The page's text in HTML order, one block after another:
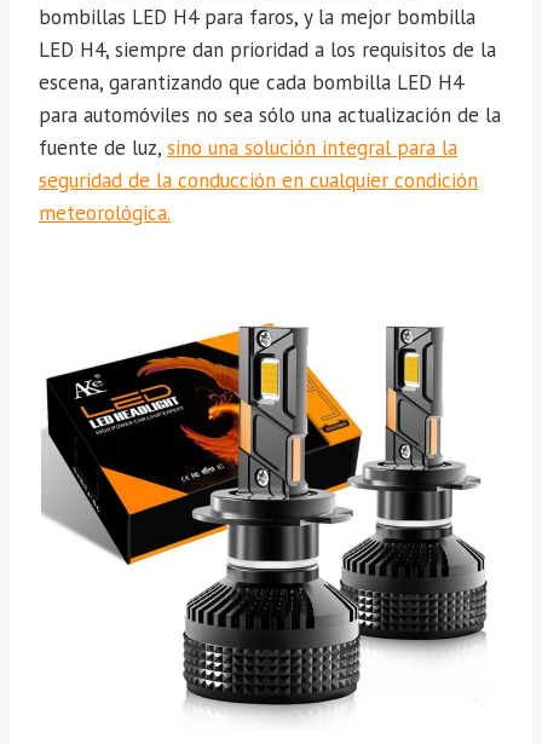
bombillas LED H4 para faros, y la mejor bombilla
LED H4, siempre dan prioridad a los requisitos de la
escena, garantizando que cada bombilla LED H4
para automóviles no sea sólo una actualización de la
fuente de luz, sino una solución integral para la
seguridad de la conducción en cualquier condición
meteorológica.